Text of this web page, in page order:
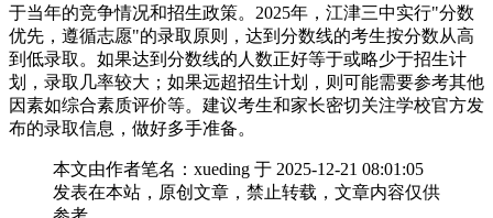
于当年的竞争情况和招生政策。2025年，江津三中实行"分数
优先，遵循志愿"的录取原则，达到分数线的考生按分数从高
到低录取。如果达到分数线的人数正好等于或略少于招生计
划，录取几率较大；如果远超招生计划，则可能需要参考其他
因素如综合素质评价等。建议考生和家长密切关注学校官方发
布的录取信息，做好多手准备。
本文由作者笔名：xueding 于 2025-12-21 08:01:05
发表在本站，原创文章，禁止转载，文章内容仅供